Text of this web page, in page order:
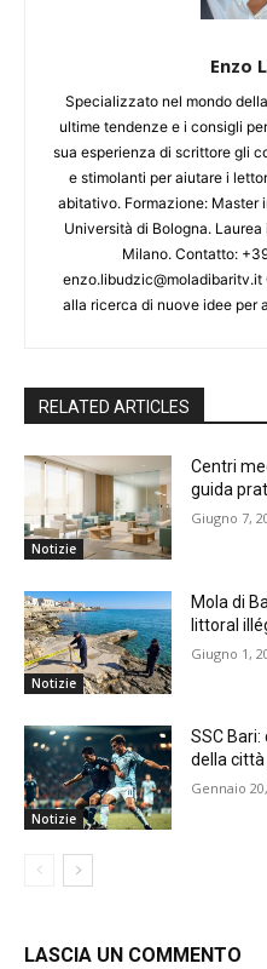
Enzo
Specializzato nel mondo
ultime tendenze e i consigli
sua esperienza di scrittore gli
e stimolanti per aiutare i
abitativo. Formazione: Master
Università di Bologna.
Milano. Contatto:
enzo.libudzic@moladibaritv.it
alla ricerca di nuove idee per
RELATED ARTICLES
Notizie
Centri
guida
Giugno 7,
Notizie
Mola di
littoral
Giugno 1,
Notizie
SSC
della
Gennaio
LASCIA UN COMMENTO